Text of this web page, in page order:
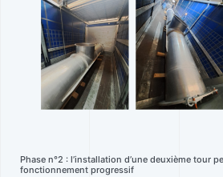
Phase n°2 : l’installation d’une deuxième tour
fonctionnement progressif